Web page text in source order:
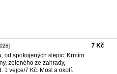
od spokojených slepic. Krmím
zeleného ze zahrady,
1 vejce/7 Kč. Most a okolí.
7 Kč